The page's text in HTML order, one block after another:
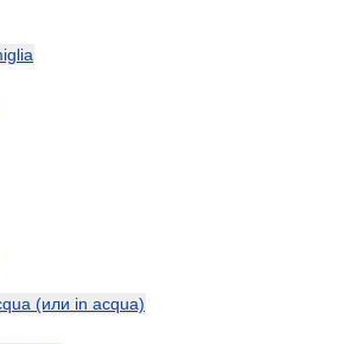
(или in acqua)